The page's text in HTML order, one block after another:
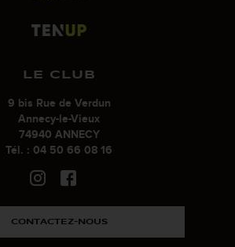
LE CLUB
9 bis Rue de Verdun
Annecy-le-Vieux
74940 ANNECY
Tél. : 04 50 66 08 16
CONTACTEZ-NOUS